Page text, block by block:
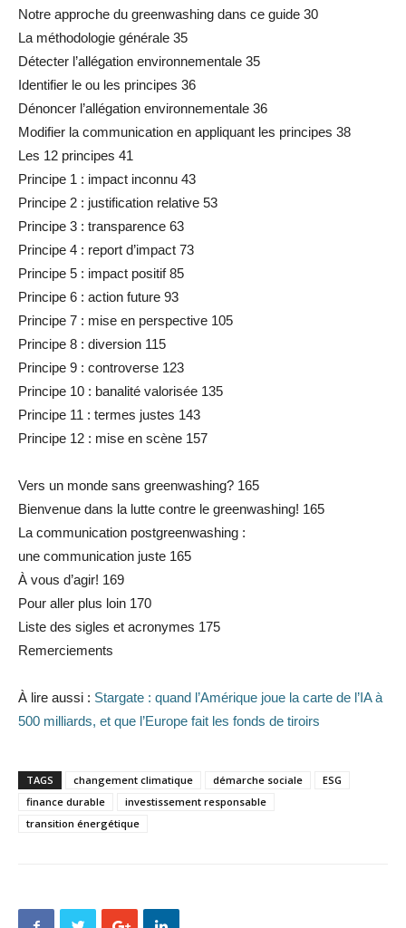
Notre approche du greenwashing dans ce guide 30
La méthodologie générale 35
Détecter l’allégation environnementale 35
Identifier le ou les principes 36
Dénoncer l’allégation environnementale 36
Modifier la communication en appliquant les principes 38
Les 12 principes 41
Principe 1 : impact inconnu 43
Principe 2 : justification relative 53
Principe 3 : transparence 63
Principe 4 : report d’impact 73
Principe 5 : impact positif 85
Principe 6 : action future 93
Principe 7 : mise en perspective 105
Principe 8 : diversion 115
Principe 9 : controverse 123
Principe 10 : banalité valorisée 135
Principe 11 : termes justes 143
Principe 12 : mise en scène 157
Vers un monde sans greenwashing? 165
Bienvenue dans la lutte contre le greenwashing! 165
La communication postgreenwashing :
une communication juste 165
À vous d’agir! 169
Pour aller plus loin 170
Liste des sigles et acronymes 175
Remerciements
À lire aussi : Stargate : quand l’Amérique joue la carte de l’IA à
500 milliards, et que l’Europe fait les fonds de tiroirs
TAGS changement climatique démarche sociale
ESG
finance durable
investissement responsable
transition énergétique